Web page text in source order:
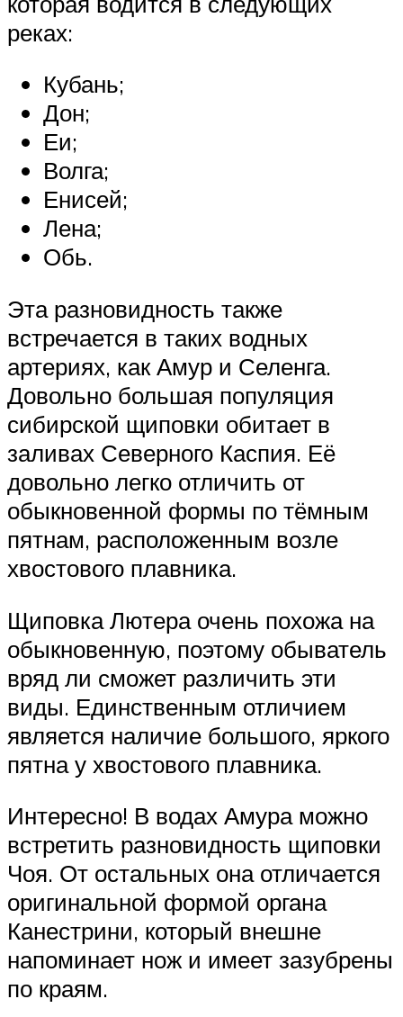
реках:
Кубань;
Дон;
Еи;
Волга;
Енисей;
Лена;
Обь.
Эта разновидность также
встречается в таких водных
артериях, как Амур и Селенга.
Довольно большая популяция
сибирской щиповки обитает в
заливах Северного Каспия. Её
довольно легко отличить от
обыкновенной формы по тёмным
пятнам, расположенным возле
хвостового плавника.
Щиповка Лютера очень похожа на
обыкновенную, поэтому обыватель
вряд ли сможет различить эти
виды. Единственным отличием
является наличие большого, яркого
пятна у хвостового плавника.
Интересно! В водах Амура можно
встретить разновидность щиповки
Чоя. От остальных она отличается
оригинальной формой органа
Канестрини, который внешне
напоминает нож и имеет зазубрены
по краям.